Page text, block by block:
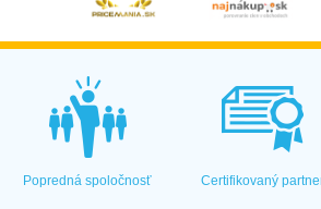
Popredná spoločnosť Certifikovaný